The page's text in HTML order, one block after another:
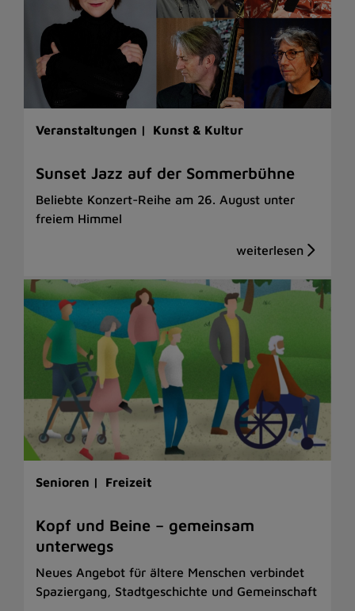
Veranstaltungen | Kunst & Kultur
Sunset Jazz auf der Sommerbühne
Beliebte Konzert-Reihe am 26. August unter
freiem Himmel
Senioren | Freizeit
Kopf und Beine – gemeinsam
unterwegs
Neues Angebot für ältere Menschen verbindet
Spaziergang, Stadtgeschichte und Gemeinschaft